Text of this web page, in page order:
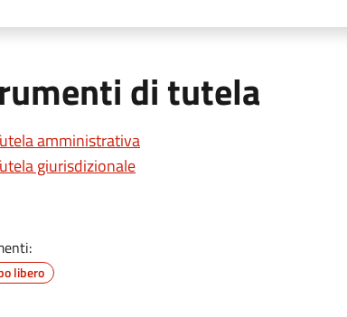
di tutela
amministrativa
giurisdizionale
libero